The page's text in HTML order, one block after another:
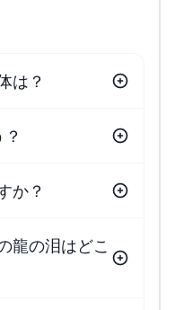
は？
か？
龍の泪はどこ